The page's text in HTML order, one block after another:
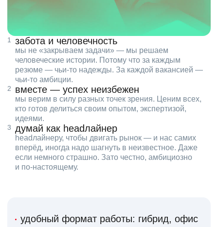
забота и человечность
мы не «закрываем задачи» — мы решаем
человеческие истории. Потому что за каждым
резюме — чьи‑то надежды. За каждой вакансией —
чьи‑то амбиции.
вместе — успех неизбежен
мы верим в силу разных точек зрения. Ценим всех,
кто готов делиться своим опытом, экспертизой,
идеями.
думай как headлайнер
headлайнеру, чтобы двигать рынок — и нас самих
вперёд, иногда надо шагнуть в неизвестное. Даже
если немного страшно. Зато честно, амбициозно
и по‑настоящему.
удобный формат работы: гибрид, офис